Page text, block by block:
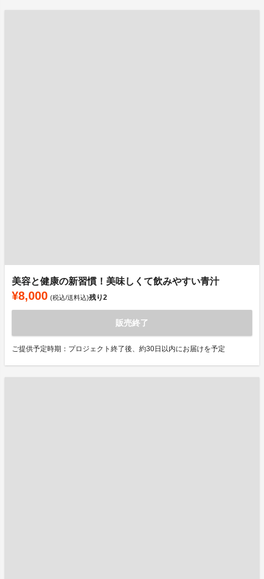
美容と健康の新習慣！美味しくて飲みやすい青汁
¥8,000 (税込/送料込)残り2
販売終了
ご提供予定時期：プロジェクト終了後、約30日以内にお届けを予定